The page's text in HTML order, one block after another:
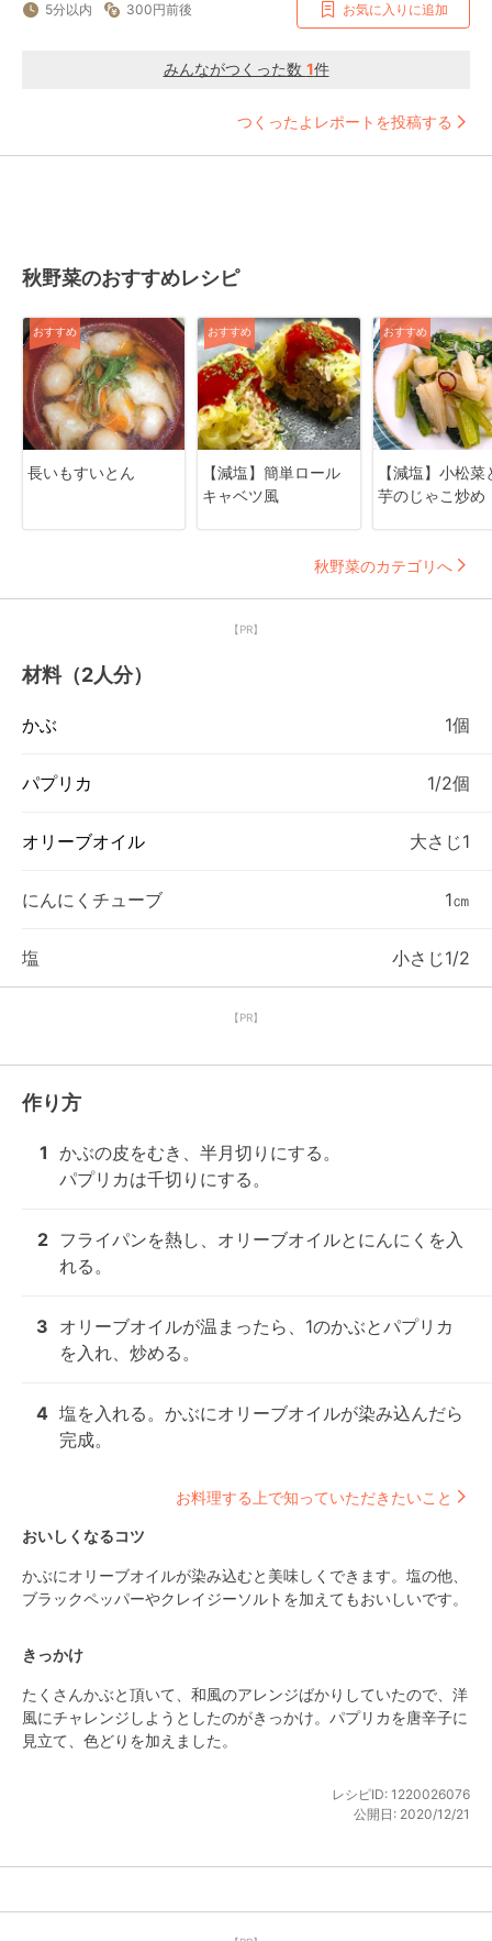
5分以内 300円前後 お気に入りに追加
みんながつくった数 1件
つくったよレポートを投稿する
秋野菜のおすすめレシピ
おすすめ
長いもすいとん
おすすめ
【減塩】簡単ロール
キャベツ風
おすすめ
【減塩】小松菜
芋のじゃこ炒め
秋野菜のカテゴリへ
【PR】
材料（2人分）
かぶ 1個
パプリカ 1/2個
オリーブオイル 大さじ1
にんにくチューブ 1㎝
塩 小さじ1/2
【PR】
作り方
1 かぶの皮をむき、半月切りにする。
パプリカは千切りにする。
2 フライパンを熱し、オリーブオイルとにんにくを入
れる。
3 オリーブオイルが温まったら、1のかぶとパプリカ
を入れ、炒める。
4 塩を入れる。かぶにオリーブオイルが染み込んだら
完成。
お料理する上で知っていただきたいこと
おいしくなるコツ
かぶにオリーブオイルが染み込むと美味しくできます。塩の他、
ブラックペッパーやクレイジーソルトを加えてもおいしいです。
きっかけ
たくさんかぶと頂いて、和風のアレンジばかりしていたので、洋
風にチャレンジしようとしたのがきっかけ。パプリカを唐辛子に
見立て、色どりを加えました。
レシピID: 1220026076
公開日: 2020/12/21